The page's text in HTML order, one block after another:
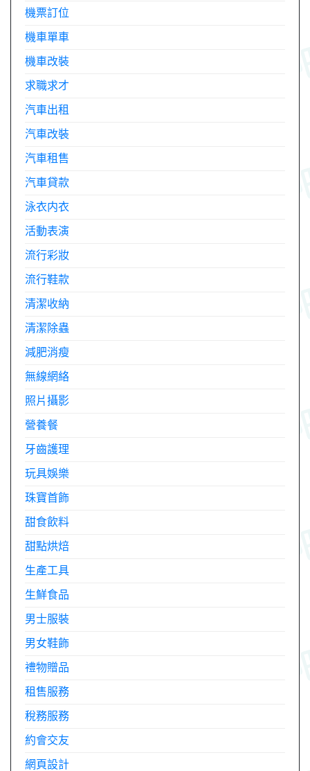
機票訂位
機車單車
機車改裝
求職求才
汽車出租
汽車改裝
汽車租售
汽車貸款
泳衣内衣
活動表演
流行彩妝
流行鞋款
清潔收納
清潔除蟲
減肥消瘦
無線網絡
照片攝影
營養餐
牙齒護理
玩具娛樂
珠寶首飾
甜食飲料
甜點烘焙
生產工具
生鮮食品
男士服裝
男女鞋飾
禮物贈品
租售服務
稅務服務
約會交友
網頁設計